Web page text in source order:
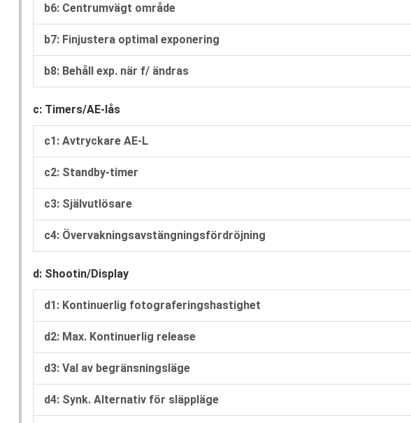
b6: Centrumvägt område
b7: Finjustera optimal exponering
b8: Behåll exp. när f/ ändras
c: Timers/AE-lås
c1: Avtryckare AE-L
c2: Standby-timer
c3: Självutlösare
c4: Övervakningsavstängningsfördröjning
d: Shootin/Display
d1: Kontinuerlig fotograferingshastighet
d2: Max. Kontinuerlig release
d3: Val av begränsningsläge
d4: Synk. Alternativ för släppläge